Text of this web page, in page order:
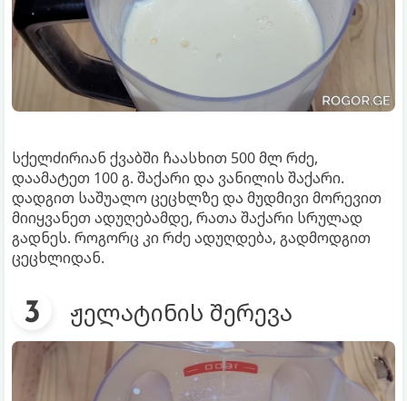
სქელძირიან ქვაბში ჩაასხით 500 მლ რძე,
დაამატეთ 100 გ. შაქარი და ვანილის შაქარი.
დადგით საშუალო ცეცხლზე და მუდმივი მორევით
მიიყვანეთ ადუღებამდე, რათა შაქარი სრულად
გადნეს. როგორც კი რძე ადუღდება, გადმოდგით
ცეცხლიდან.
ჟელატინის შერევა